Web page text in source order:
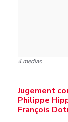
4 medias
Jugement
Philippe
François